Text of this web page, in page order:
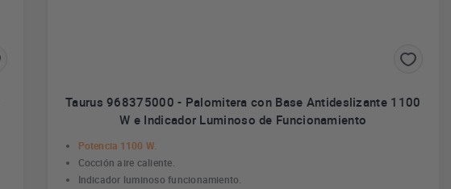
Taurus 968375000 - Palomitera con Base Antideslizante 1100
W e Indicador Luminoso de Funcionamiento
Potencia 1100 W.
Cocción aire caliente.
Indicador luminoso funcionamiento.